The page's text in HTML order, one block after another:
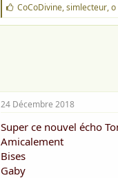
J
'
a
CoCoDivine,simlecteur,o
24 Décembre 2018
Super ce nouvel écho
Amicalement
Bises
Gaby